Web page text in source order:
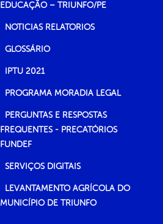
EDUCAÇÃO – TRIUNFO/PE
NOTICIAS RELATORIOS
GLOSSÁRIO
IPTU 2021
PROGRAMA MORADIA LEGAL
PERGUNTAS E RESPOSTAS
FREQUENTES - PRECATÓRIOS
FUNDEF
SERVIÇOS DIGITAIS
LEVANTAMENTO AGRÍCOLA DO
MUNICÍPIO DE TRIUNFO